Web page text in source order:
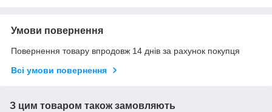
Умови повернення
Повернення товару впродовж 14 днів за рахунок покупця
Всі умови повернення
З цим товаром також замовляють